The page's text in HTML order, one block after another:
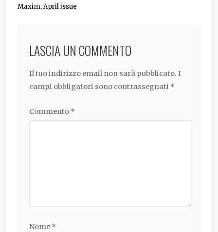
Maxim, April issue
LASCIA UN COMMENTO
Il tuo indirizzo email non sarà pubblicato. I
campi obbligatori sono contrassegnati *
Commento *
Nome *